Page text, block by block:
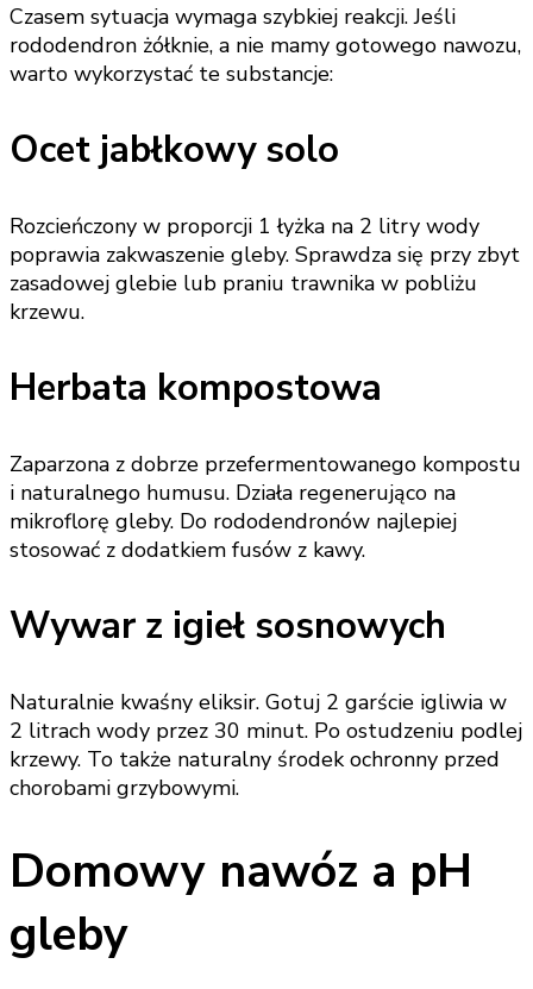
Czasem sytuacja wymaga szybkiej reakcji. Jeśli
rododendron żółknie, a nie mamy gotowego nawozu,
warto wykorzystać te substancje:
Ocet jabłkowy solo
Rozcieńczony w proporcji 1 łyżka na 2 litry wody
poprawia zakwaszenie gleby. Sprawdza się przy zbyt
zasadowej glebie lub praniu trawnika w pobliżu
krzewu.
Herbata kompostowa
Zaparzona z dobrze przefermentowanego kompostu
i naturalnego humusu. Działa regenerująco na
mikroflorę gleby. Do rododendronów najlepiej
stosować z dodatkiem fusów z kawy.
Wywar z igieł sosnowych
Naturalnie kwaśny eliksir. Gotuj 2 garście igliwia w
2 litrach wody przez 30 minut. Po ostudzeniu podlej
krzewy. To także naturalny środek ochronny przed
chorobami grzybowymi.
Domowy nawóz a pH
gleby